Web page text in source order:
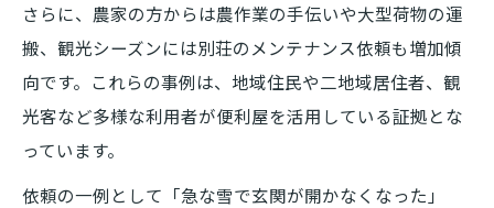
さらに、農家の方からは農作業の手伝いや大型荷物の運
搬、観光シーズンには別荘のメンテナンス依頼も増加傾
向です。これらの事例は、地域住民や二地域居住者、観
光客など多様な利用者が便利屋を活用している証拠とな
っています。
依頼の一例として「急な雪で玄関が開かなくなった」